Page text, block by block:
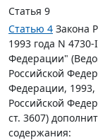
Статья 9
Статью 4 Закона
1993 года N
Федерации"
Российской
Федерации, 1993,
Российской
ст. 3607)
содержания: